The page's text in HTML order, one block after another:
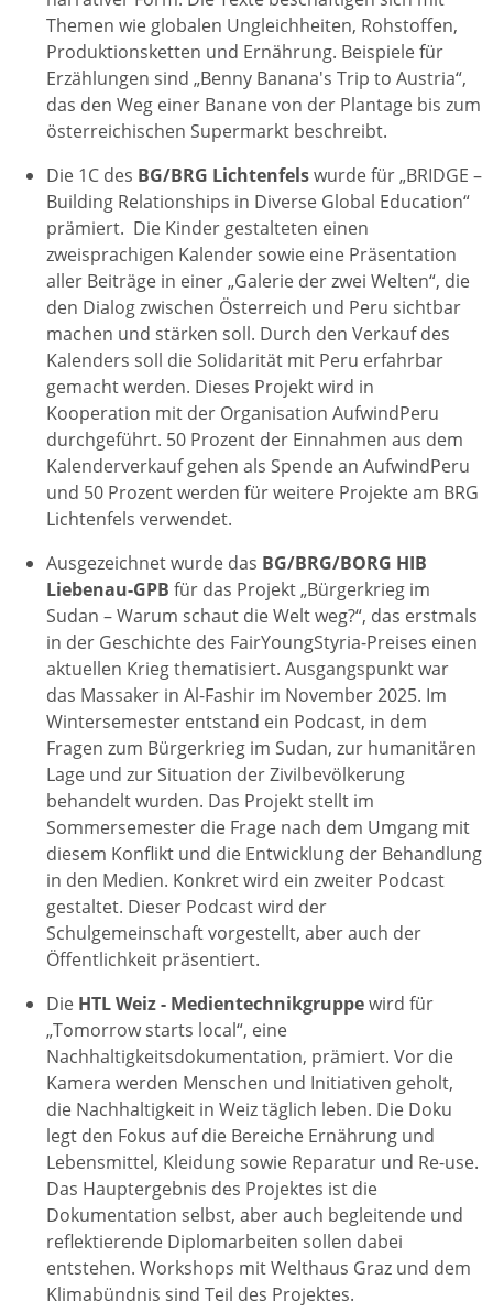
Themen wie globalen Ungleichheiten, Rohstoffen,
Produktionsketten und Ernährung. Beispiele für
Erzählungen sind „Benny Banana's Trip to Austria“,
das den Weg einer Banane von der Plantage bis zum
österreichischen Supermarkt beschreibt.
Die 1C des BG/BRG Lichtenfelswurde für „BRIDGE –
Building Relationships in Diverse Global Education“
prämiert. ​ Die Kinder gestalteten einen
zweisprachigen Kalender sowie eine Präsentation
aller Beiträge in einer „Galerie der zwei Welten“, die
den Dialog zwischen Österreich und Peru sichtbar
machen und stärken soll. Durch den Verkauf des
Kalenders soll die Solidarität mit Peru erfahrbar
gemacht werden. Dieses Projekt wird in
Kooperation mit der Organisation AufwindPeru
durchgeführt. 50 Prozent der Einnahmen aus dem
Kalenderverkauf gehen als Spende an AufwindPeru
und 50 Prozent werden für weitere Projekte am BRG
Lichtenfels verwendet.
Ausgezeichnet wurde das BG/BRG/BORG HIB
Liebenau-GPB für das Projekt „Bürgerkrieg im
Sudan – Warum schaut die Welt weg?“, das erstmals
in der Geschichte des FairYoungStyria-Preises einen
aktuellen Krieg thematisiert. Ausgangspunkt war
das Massaker in Al-Fashir im November 2025. Im
Wintersemester entstand ein Podcast, in dem
Fragen zum Bürgerkrieg im Sudan, zur humanitären
Lage und zur Situation der Zivilbevölkerung
behandelt wurden. Das Projekt stellt im
Sommersemester die Frage nach dem Umgang mit
diesem Konflikt und die Entwicklung der Behandlung
in den Medien. Konkret wird ein zweiter Podcast
gestaltet. Dieser Podcast wird der
Schulgemeinschaft vorgestellt, aber auch der
Öffentlichkeit präsentiert.
Die HTL Weiz - Medientechnikgruppewird für
„Tomorrow starts local“, eine
Nachhaltigkeitsdokumentation, prämiert. ​Vor die
Kamera werden Menschen und Initiativen geholt,
die Nachhaltigkeit in Weiz täglich leben. Die Doku
legt den Fokus auf die Bereiche Ernährung und
Lebensmittel, Kleidung sowie Reparatur und Re-use.
Das Hauptergebnis des Projektes ist die
Dokumentation selbst, aber auch begleitende und
reflektierende Diplomarbeiten sollen dabei
entstehen. Workshops mit Welthaus Graz und dem
Klimabündnis sind Teil des Projektes.